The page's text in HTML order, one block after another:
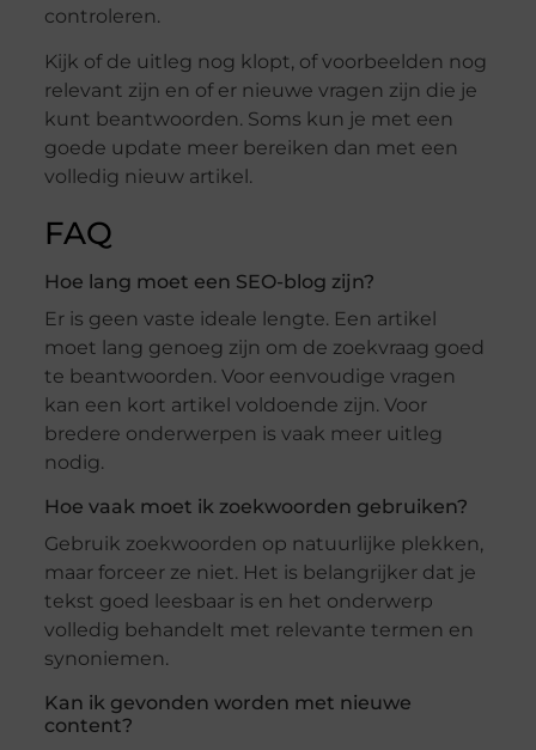
controleren.
Kijk of de uitleg nog klopt, of voorbeelden nog
relevant zijn en of er nieuwe vragen zijn die je
kunt beantwoorden. Soms kun je met een
goede update meer bereiken dan met een
volledig nieuw artikel.
FAQ
Hoe lang moet een SEO-blog zijn?
Er is geen vaste ideale lengte. Een artikel
moet lang genoeg zijn om de zoekvraag goed
te beantwoorden. Voor eenvoudige vragen
kan een kort artikel voldoende zijn. Voor
bredere onderwerpen is vaak meer uitleg
nodig.
Hoe vaak moet ik zoekwoorden gebruiken?
Gebruik zoekwoorden op natuurlijke plekken,
maar forceer ze niet. Het is belangrijker dat je
tekst goed leesbaar is en het onderwerp
volledig behandelt met relevante termen en
synoniemen.
Kan ik gevonden worden met nieuwe
content?